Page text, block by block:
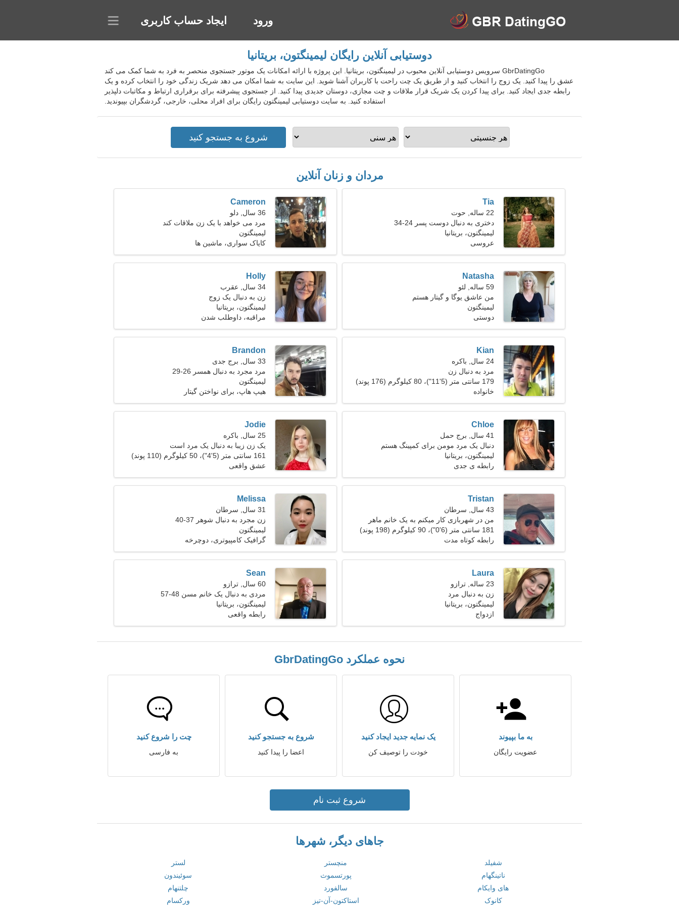
ورود ایجاد حساب کاربری
دوستیابی آنلاین رایگان لیمینگتون، بریتانیا
GbrDatingGo سرویس دوستیابی آنلاین محبوب در لیمینگتون، بریتانیا. این پروژه با ارائه امکانات یک موتور جستجوی منحصر به فرد به شما کمک می کند
عشق را پیدا کنید. یک زوج را انتخاب کنید و از طریق یک چت راحت با کاربران آشنا شوید. این سایت به شما امکان می دهد شریک زندگی خود را انتخاب کرده و یک
رابطه جدی ایجاد کنید. برای پیدا کردن یک شریک قرار ملاقات و چت مجازی، دوستان جدیدی پیدا کنید. از جستجوی پیشرفته برای برقراری ارتباط و مکاتبات دلپذیر
استفاده کنید. به سایت دوستیابی لیمینگتون رایگان برای افراد محلی، خارجی، گردشگران بپیوندید.
مردان و زنان آنلاین
Tia
22 ساله, حوت
دختری به دنبال دوست پسر 24-34
لیمینگتون، بریتانیا
عروسی
Cameron
36 سال, دلو
مرد می خواهد با یک زن ملاقات کند
لیمینگتون
کایاک سواری، ماشین ها
Natasha
59 ساله, لئو
من عاشق یوگا و گیتار هستم
لیمینگتون
دوستی
Holly
34 سال, عقرب
زن به دنبال یک زوج
لیمینگتون، بریتانیا
مراقبه، داوطلب شدن
Kian
24 سال, باکره
مرد به دنبال زن
179 سانتی متر (5'11")، 80 کیلوگرم (176 پوند)
خانواده
Brandon
33 سال, برج جدی
مرد مجرد به دنبال همسر 26-29
لیمینگتون
هیپ هاپ، برای نواختن گیتار
Chloe
41 سال, برج حمل
دنبال یک مرد مومن برای کمپینگ هستم
لیمینگتون، بریتانیا
رابطه ی جدی
Jodie
25 سال, باکره
یک زن زیبا به دنبال یک مرد است
161 سانتی متر (5'4")، 50 کیلوگرم (110 پوند)
عشق واقعی
Tristan
43 سال, سرطان
من در شهربازی کار میکنم به یک خانم ماهر
نیازمندم
181 سانتی متر (6'0")، 90 کیلوگرم (198 پوند)
رابطه کوتاه مدت
Melissa
31 سال, سرطان
زن مجرد به دنبال شوهر 37-40
لیمینگتون
گرافیک کامپیوتری، دوچرخه
Laura
23 ساله, ترازو
زن به دنبال مرد
لیمینگتون، بریتانیا
ازدواج
Sean
60 سال, ترازو
مردی به دنبال یک خانم مسن 48-57
لیمینگتون، بریتانیا
رابطه واقعی
نحوه عملکرد GbrDatingGo
به ما بپیوند
عضویت رایگان
یک نمایه جدید ایجاد کنید
خودت را توصیف کن
شروع به جستجو کنید
اعضا را پیدا کنید
چت را شروع کنید
به فارسی
شروع ثبت نام
جاهای دیگر، شهرها
شفیلد منچستر
لستر
ناتینگهام
پورتسموث
سوئیندون
های وایکام
سالفورد
چلتنهام
کانوک
استاکتون-آن-تیز ورکسام